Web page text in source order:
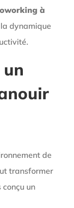
à
dynamique
de
transformer
un